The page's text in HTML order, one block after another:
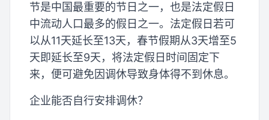
节是中国最重要的节日之一，也是法定假日
中流动人口最多的假日之一。法定假日若可
以从11天延长至13天，春节假期从3天增至5
天即延长至9天，将法定假日时间固定下
来，便可避免因调休导致身体得不到休息。
企业能否自行安排调休？